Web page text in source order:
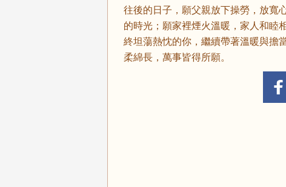
往後的日子，願父親放下操勞，放寬
的時光；願家裡煙火溫暖，家人和睦
終坦蕩熱忱的你，繼續帶著溫暖與擔
柔綿長，萬事皆得所願。